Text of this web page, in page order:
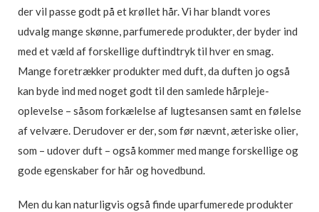
der vil passe godt på et krøllet hår. Vi har blandt vores
udvalg mange skønne, parfumerede produkter, der byder ind
med et væld af forskellige duftindtryk til hver en smag.
Mange foretrækker produkter med duft, da duften jo også
kan byde ind med noget godt til den samlede hårpleje-
oplevelse – såsom forkælelse af lugtesansen samt en følelse
af velvære. Derudover er der, som før nævnt, æteriske olier,
som – udover duft – også kommer med mange forskellige og
gode egenskaber for hår og hovedbund.
Men du kan naturligvis også finde uparfumerede produkter